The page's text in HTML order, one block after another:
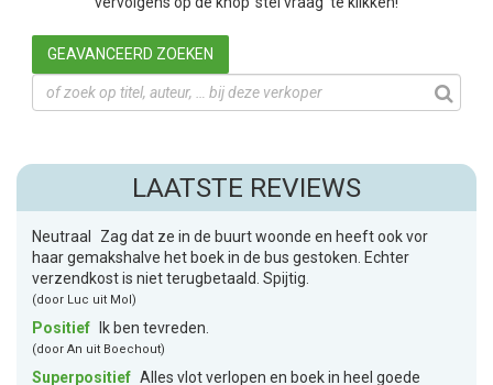
GEAVANCEERD ZOEKEN
LAATSTE REVIEWS
Neutraal
Zag dat ze in de buurt woonde en heeft ook vor
haar gemakshalve het boek in de bus gestoken. Echter
verzendkost is niet terugbetaald. Spijtig.
(door Luc uit Mol)
Positief Ik ben tevreden.
(door An uit Boechout)
Superpositief Alles vlot verlopen en boek in heel goede